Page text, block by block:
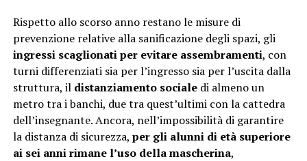
Rispetto allo scorso anno restano le misure di
prevenzione relative alla sanificazione degli spazi, gli
ingressi scaglionati per evitare assembramenti, con
turni differenziati sia per l’ingresso sia per l’uscita dalla
struttura, il distanziamento socialedi almeno un
metro tra i banchi, due tra quest’ultimi con la cattedra
dell’insegnante. Ancora, nell’impossibilità di garantire
la distanza di sicurezza, per gli alunni di età superiore
ai sei anni rimane l’uso della mascherina,